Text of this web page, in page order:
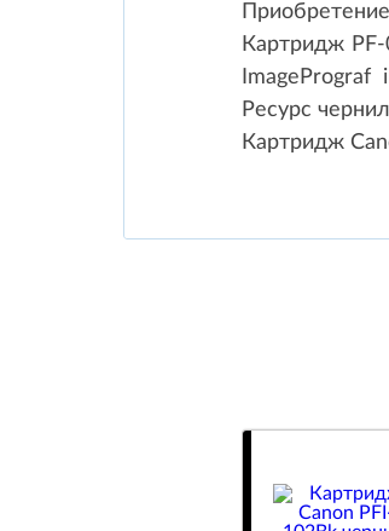
Картридж
ImagePrograf
Ресурс
Картридж